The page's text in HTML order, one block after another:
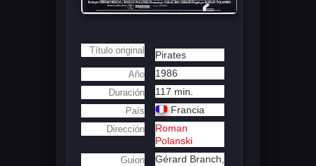
Título original Pirates
Año 1986
Duración 117 min.
País Francia
Dirección
Roman
Polanski
Guion Gérard Branch,